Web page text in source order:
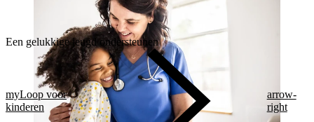
Een gelukkige jeugd ondersteunen
myLoop voor
kinderen
arrow-
right